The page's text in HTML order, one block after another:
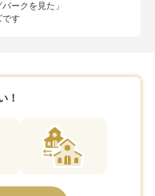
ークを見た」
です
！